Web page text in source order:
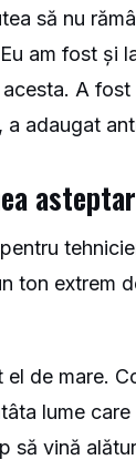
să nu
am fost și
A
a adaugat
ton extrem
de mare.
lume
să vină